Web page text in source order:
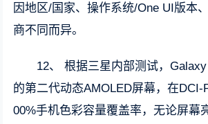
因地区/国家、操作系统/One UI版本
商不同而异。
12、 根据三星内部测试，
的第二代动态AMOLED屏幕，在DCI-
00%手机色彩容量覆盖率，无论屏幕